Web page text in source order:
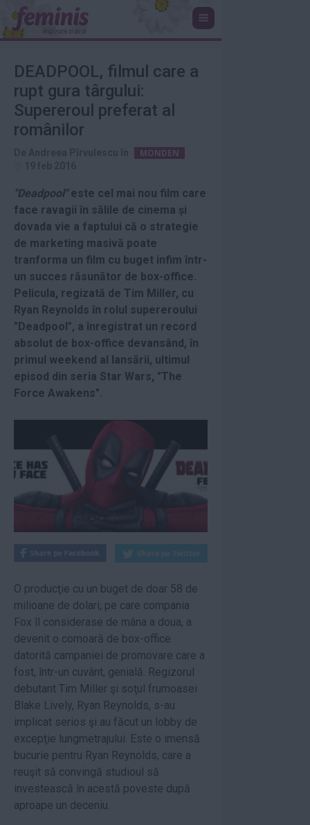
DEADPOOL, filmul care a
rupt gura târgului:
Supereroul preferat al
românilor
MONDEN
"Deadpool"este cel mai nou film care
face ravagii în sălile de cinema şi
dovada vie a faptului că o strategie
de marketing masivă poate
tranforma un film cu buget infim într-
un succes răsunător de box-office.
Pelicula, regizată de Tim Miller, cu
Ryan Reynolds în rolul supereroului
"Deadpool", a înregistrat un record
absolut de box-office devansând, în
primul weekend al lansării, ultimul
episod din seria Star Wars, "The
Force Awakens".
O producţie cu un buget de doar 58 de
milioane de dolari, pe care compania
Fox îl considerase de mâna a doua, a
devenit o comoară de box-office
datorită campaniei de promovare care a
fost, într-un cuvânt, genială. Regizorul
debutant Tim Miller şi soţul frumoasei
Blake Lively, Ryan Reynolds, s-au
implicat serios şi au făcut un lobby de
excepţie lungmetrajului. Este o imensă
bucurie pentru Ryan Reynolds, care a
reuşit să convingă studioul să
investească în acestă poveste după
aproape un deceniu.